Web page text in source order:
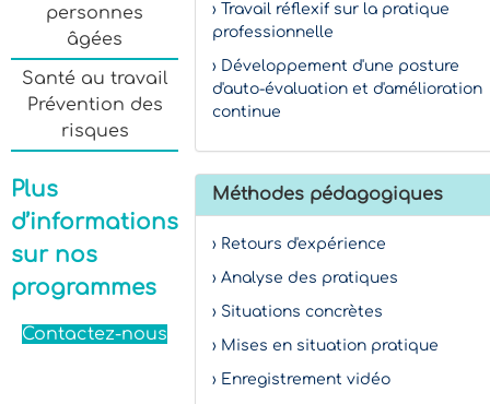
personnes
âgées
Santé au travail
Prévention des
risques
Plus
d’informations
sur nos
programmes
Contactez-nous
› Travail réflexif sur la pratique
professionnelle
› Développement d'une posture
d'auto-évaluation et d'amélioration
continue
Méthodes pédagogiques
› Retours d'expérience
› Analyse des pratiques
› Situations concrètes
› Mises en situation pratique
› Enregistrement vidéo